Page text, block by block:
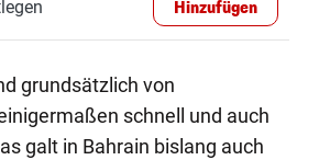
Hinzufügen
grundsätzlich von
schnell und auch
galt in Bahrain bislang auch